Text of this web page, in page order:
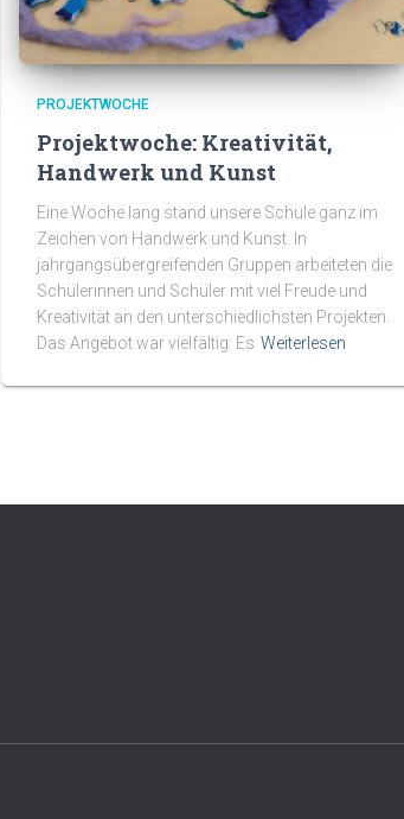
PROJEKTWOCHE
Projektwoche: Kreativität,
Handwerk und Kunst
Eine Woche lang stand unsere Schule ganz im
Zeichen von Handwerk und Kunst. In
jahrgangsübergreifenden Gruppen arbeiteten die
Schülerinnen und Schüler mit viel Freude und
Kreativität an den unterschiedlichsten Projekten.
Das Angebot war vielfältig: Es Weiterlesen